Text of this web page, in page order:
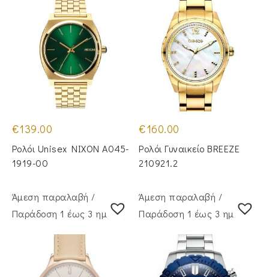
€139.00
Ρολόι Unisex NIXON A045-
1919-00
€160.00
Ρολόι Γυναικείο BREEZE
210921.2
Άμεση παραλαβή /
Παράδoση 1 έως 3 ημέρες
Άμεση παραλαβή /
Παράδoση 1 έως 3 ημέρες